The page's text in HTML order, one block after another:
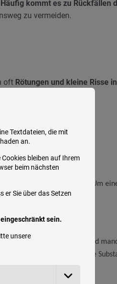
kommt es zu Rückfällen
zu vermeiden.
oft Rötungen und kleine Risse
aber um Mischformen. Um
einem Juckreiz der Haut und
einem Allergen. Es gibt viele
können.
Textdateien, die mit
an.
bleiben auf Ihrem
beim nächsten
er Sie über das Setzen
sein.
unsere